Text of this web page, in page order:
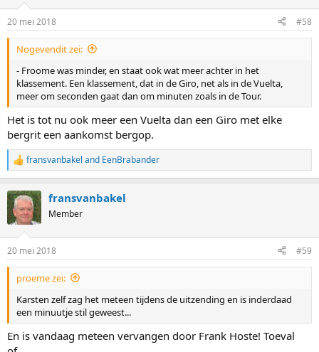
s
:
20 mei 2018 #58
Nogevendit zei:
- Froome was minder, en staat ook wat meer achter in het
klassement. Een klassement, dat in de Giro, net als in de Vuelta,
meer om seconden gaat dan om minuten zoals in de Tour.
Het is tot nu ook meer een Vuelta dan een Giro met elke
bergrit een aankomst bergop.
R
e
c
t
i
s
:
fransvanbakel and EenBrabander
fransvanbakel
Member
20 mei 2018 #59
proeme zei:
Karsten zelf zag het meteen tijdens de uitzending en is inderdaad
een minuutje stil geweest...
En is vandaag meteen vervangen door Frank Hoste! Toeval